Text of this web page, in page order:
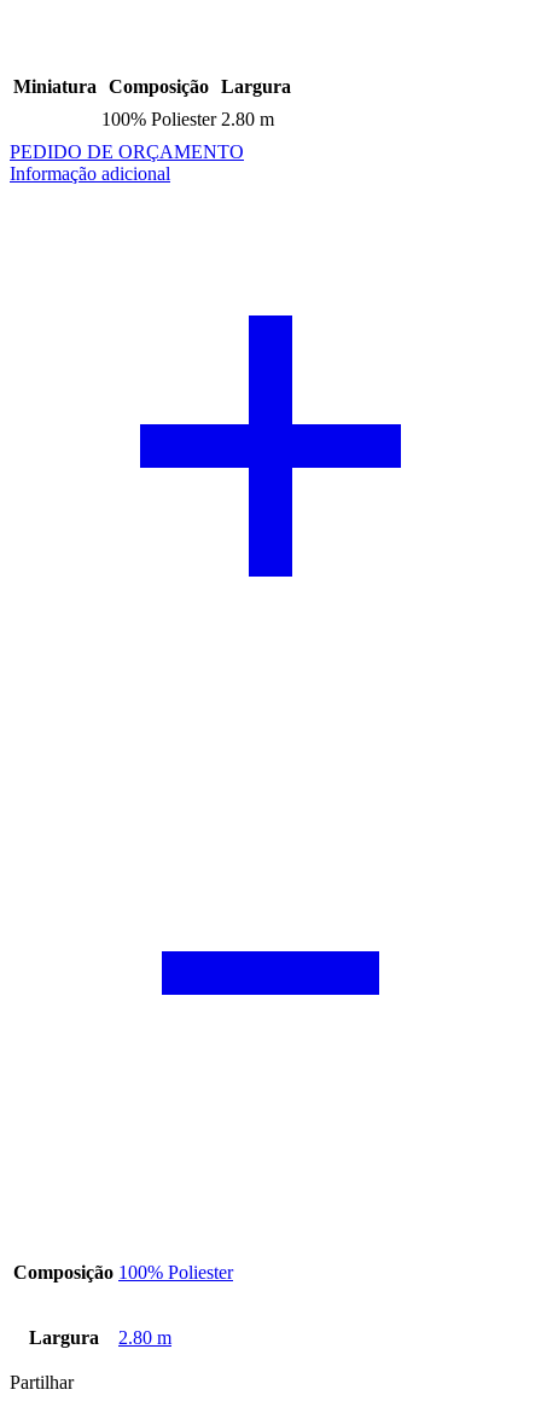
Miniatura Composição Largura
100% Poliester 2.80 m
PEDIDO DE ORÇAMENTO
Informação adicional
Composição 100% Poliester
Largura 2.80 m
Partilhar